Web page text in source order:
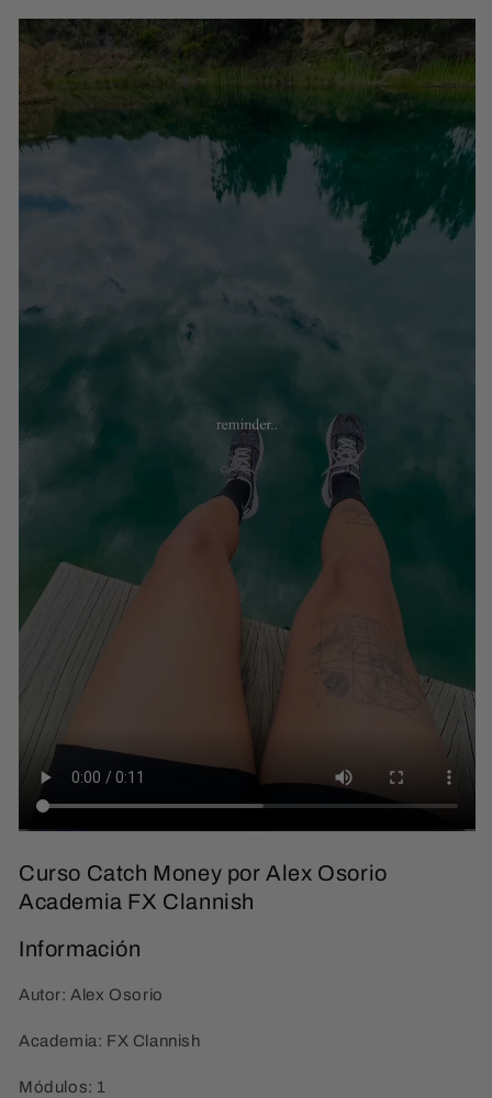
Curso Catch Money por Alex Osorio
Academia FX Clannish
Información
Autor: Alex Osorio
Academia: FX Clannish
Módulos: 1